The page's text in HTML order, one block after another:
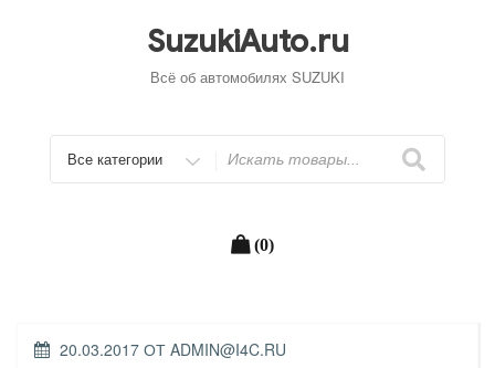
SuzukiAuto.ru
Всё об автомобилях SUZUKI
Искать
(0)
ОПУБЛИКОВАНО
20.03.2017 ОТ ADMIN@I4C.RU